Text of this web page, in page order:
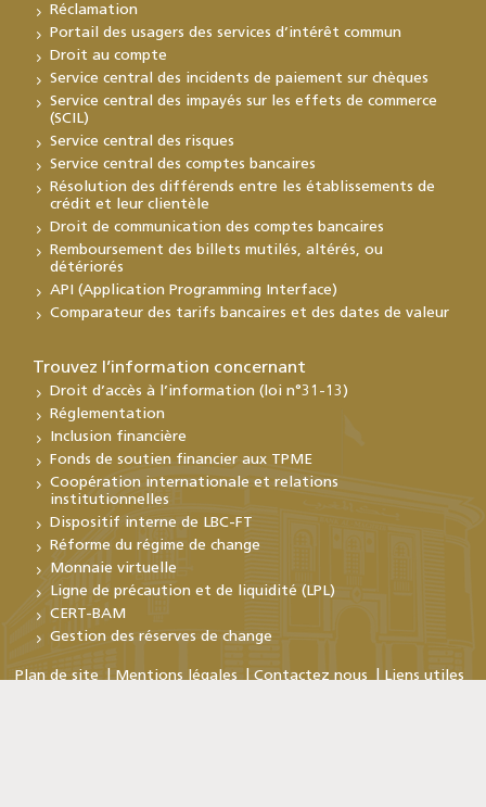
Réclamation
Portail des usagers des services d’intérêt commun
Droit au compte
Service central des incidents de paiement sur chèques
Service central des impayés sur les effets de commerce
(SCIL)
Service central des risques
Service central des comptes bancaires
Résolution des différends entre les établissements de
crédit et leur clientèle
Droit de communication des comptes bancaires
Remboursement des billets mutilés, altérés, ou
détériorés
API (Application Programming Interface)
Comparateur des tarifs bancaires et des dates de valeur
Trouvez l’information concernant
Droit d’accès à l’information (loi n°31-13)
Réglementation
Inclusion financière
Fonds de soutien financier aux TPME
Coopération internationale et relations
institutionnelles
Dispositif interne de LBC-FT
Réforme du régime de change
Monnaie virtuelle
Ligne de précaution et de liquidité (LPL)
CERT-BAM
Gestion des réserves de change
Plan de site Mentions légales Contactez nous Liens utiles